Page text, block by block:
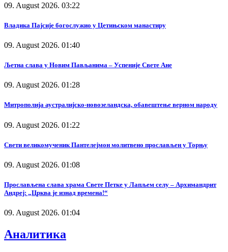
09. August 2026. 03:22
Владика Пајсије богослужио у Цетињском манастиру
09. August 2026. 01:40
Љетна слава у Новим Пављанима – Успеније Свете Ане
09. August 2026. 01:28
Митрополија аустралијско-новозеландска, обавештење верном народу
09. August 2026. 01:22
Свети великомученик Пантелејмон молитвено прослављен у Торњу
09. August 2026. 01:08
Прослављена слава храма Свете Петке у Лапљем селу – Архимандрит
Андреј: „Црква је изнад времена!“
09. August 2026. 01:04
Аналитика